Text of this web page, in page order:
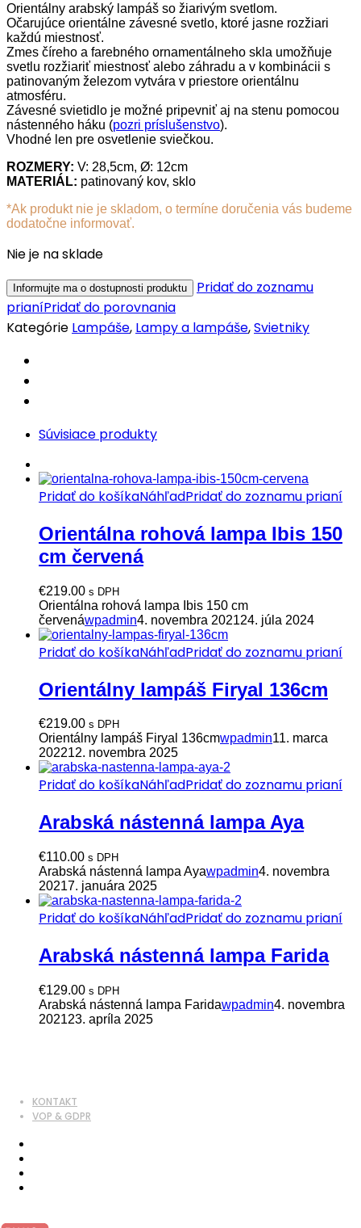
Orientálny arabský lampáš so žiarivým svetlom.
Očarujúce orientálne závesné svetlo, ktoré jasne rozžiari
každú miestnosť.
Zmes číreho a farebného ornamentálneho skla umožňuje
svetlu rozžiariť miestnosť alebo záhradu a v kombinácii s
patinovaným železom vytvára v priestore orientálnu
atmosféru.
Závesné svietidlo je možné pripevniť aj na stenu pomocou
nástenného háku (pozri príslušenstvo).
Vhodné len pre osvetlenie sviečkou.
ROZMERY: V: 28,5cm, Ø: 12cm
MATERIÁL: patinovaný kov, sklo
*Ak produkt nie je skladom, o termíne doručenia vás budeme
dodatočne informovať.
Nie je na sklade
Pridať do zoznamu
prianíPridať do porovnania
Kategórie Lampáše, Lampy a lampáše,Svietniky
Súvisiace produkty
Pridať do košíkaNáhľadPridať do zoznamu prianí
Orientálna rohová lampa Ibis 150
cm červená
€219.00 s DPH
Orientálna rohová lampa Ibis 150 cm
červenáwpadmin4. novembra 202124. júla 2024
Pridať do košíkaNáhľadPridať do zoznamu prianí
Orientálny lampáš Firyal 136cm
€219.00 s DPH
Orientálny lampáš Firyal 136cmwpadmin11. marca
202212. novembra 2025
Pridať do košíkaNáhľadPridať do zoznamu prianí
Arabská nástenná lampa Aya
€110.00 s DPH
Arabská nástenná lampa Ayawpadmin4. novembra
20217. januára 2025
Pridať do košíkaNáhľadPridať do zoznamu prianí
Arabská nástenná lampa Farida
€129.00 s DPH
Arabská nástenná lampa Faridawpadmin4. novembra
202123. apríla 2025
KONTAKT
VOP & GDPR